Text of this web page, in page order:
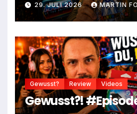
29. JULI 2026 MARTIN
Gewusst? Review Videos
Gewusst?!